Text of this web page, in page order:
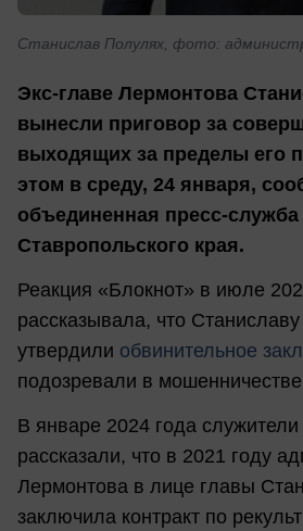
Станислав Полулях, фото:
Экс-главе Лермонтова
вынесли приговор за
выходящих за пределы его
этом в среду, 24 января,
объединенная пресс-служба
Ставропольского края.
Реакция «Блокнот» в июле
рассказывала, что
утвердили обвинительное
подозревали в
В январе 2024 года
рассказали, что в 2021 году
Лермонтова в лице главы
заключила контракт по